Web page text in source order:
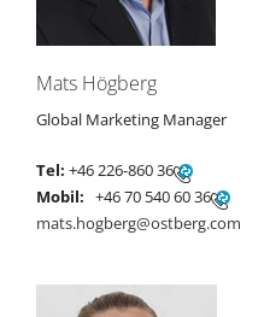
Mats Högberg
Global Marketing Manager
Tel: +46 226-860 36
Mobil: +46 70 540 60 36
mats.hogberg@ostberg.com